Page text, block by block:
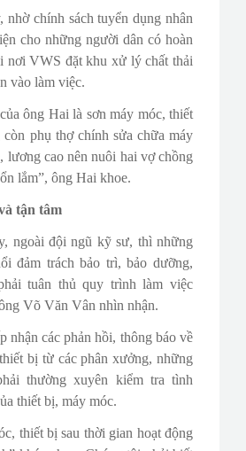
nhờ chính sách tuyển dụng nhân
cho những người dân có hoàn
nơi VWS đặt khu xử lý chất thải
vào làm việc.
ông Hai là sơn máy móc, thiết
phụ thợ chính sửa chữa máy
cao nên nuôi hai vợ chồng
lắm”, ông Hai khoe.
tận tâm
ngoài đội ngũ kỹ sư, thì những
đảm trách bảo trì, bảo dưỡng,
tuân thủ quy trình làm việc
Võ Văn Vân nhìn nhận.
nhận các phản hồi, thông báo về
bị từ các phân xưởng, những
thường xuyên kiểm tra tình
thiết bị, máy móc.
thiết bị sau thời gian hoạt động